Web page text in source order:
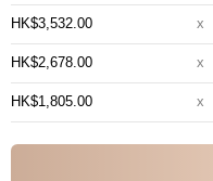
HK$3,532.00 x
HK$2,678.00 x
HK$1,805.00 x